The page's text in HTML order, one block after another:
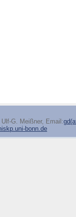
G. Meißner, Email:
bonn.de